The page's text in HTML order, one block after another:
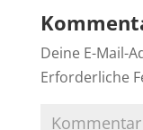
Deine E-Mail-
Erforderliche